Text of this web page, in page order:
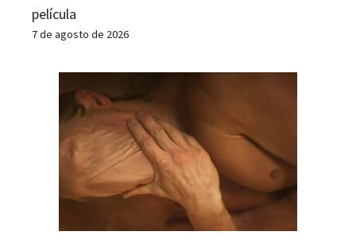
película
7 de agosto de 2026